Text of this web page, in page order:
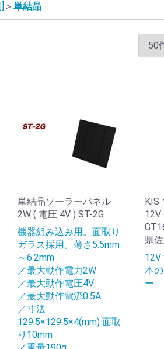
単結晶
単結晶ソーラーパネル
2W ( 電圧 4V ) ST-2G
機器組み込み用。面取り
ガラス採用。薄さ5.5mm
～6.2mm
／最大動作電力2W
／最大動作電圧4V
／最大動作電流0.5A
／寸法
129.5×129.5×4(mm) 面取
り10mm
KIS
12V
県
12V
本
ー